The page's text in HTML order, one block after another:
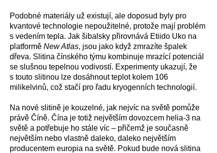
Podobné materiály už existují, ale doposud byly pro
kvantové technologie nepoužitelné, protože mají problém
s vedením tepla. Jak šibalsky přirovnává Etiido Uko na
platformě New Atlas, jsou jako když zmrazíte špalek
dřeva. Slitina čínského týmu kombinuje mrazící potenciál
se slušnou tepelnou vodivostí. Experimenty ukazují, že
s touto slitinou lze dosáhnout teplot kolem 106
milikelvinů, což stačí pro řadu kryogenních technologií.
Na nové slitině je kouzelné, jak nejvíc na světě pomůže
právě Číně. Čína je totiž největším dovozcem helia-3 na
světě a potřebuje ho stále víc – přičemž je současně
největším nebo vlastně daleko, daleko největším
producentem europia na světě. Pokud bude nová slitina